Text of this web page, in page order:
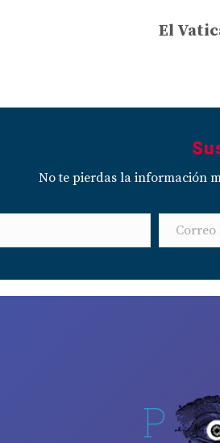
El
No te pierdas la información
P